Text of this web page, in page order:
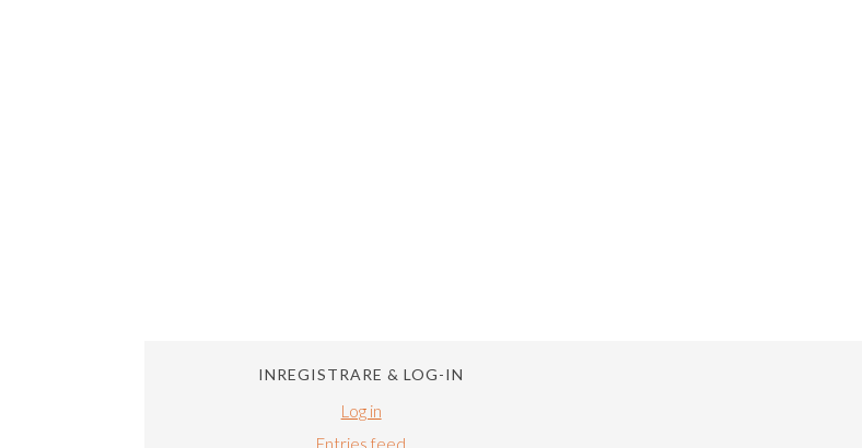
INREGISTRARE & LOG-IN
Log in
Entries feed